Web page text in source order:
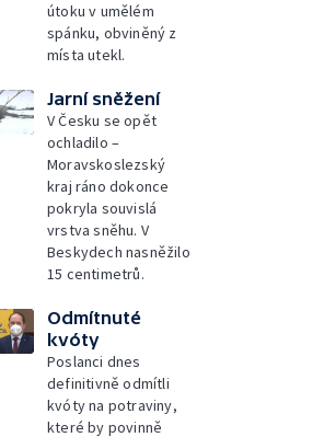
útoku v umělém
spánku, obviněný z
místa utekl.
Jarní sněžení
V Česku se opět
ochladilo –
Moravskoslezský
kraj ráno dokonce
pokryla souvislá
vrstva sněhu. V
Beskydech nasněžilo
15 centimetrů.
Odmítnuté
kvóty
Poslanci dnes
definitivně odmítli
kvóty na potraviny,
které by povinně